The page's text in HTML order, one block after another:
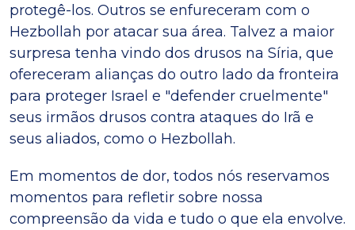
protegê-los. Outros se enfureceram com o
Hezbollah por atacar sua área. Talvez a maior
surpresa tenha vindo dos drusos na Síria, que
ofereceram alianças do outro lado da fronteira
para proteger Israel e "defender cruelmente"
seus irmãos drusos contra ataques do Irã e
seus aliados, como o Hezbollah.
Em momentos de dor, todos nós reservamos
momentos para refletir sobre nossa
compreensão da vida e tudo o que ela envolve.